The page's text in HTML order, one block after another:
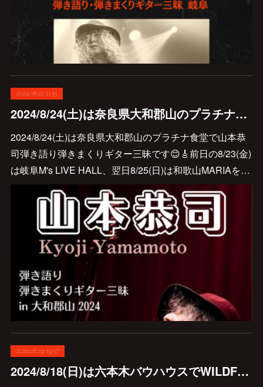
2024.06.22 11:15
2024/8/24(土)は奈良県大和郡山のプラチナ食堂で山本恭司弾き語り弾きまくりギター三昧です😊🎸
2024/8/24(土)は奈良県大和郡山のプラチナ食堂で山本恭
司弾き語り弾きまくりギター三昧です😊🎸前日の8/23(金)
は岐阜M's LIVE HALL、翌日8/25(日)は和歌山MARIAを…
2024.06.19 19:57
2024/8/18(日)は六本木バウハウスでWILDFLAG😊🎸